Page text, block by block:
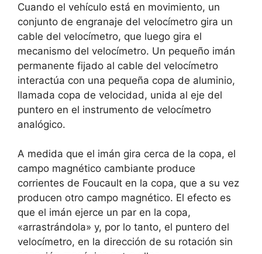
Cuando el vehículo está en movimiento, un
conjunto de engranaje del velocímetro gira un
cable del velocímetro, que luego gira el
mecanismo del velocímetro. Un pequeño imán
permanente fijado al cable del velocímetro
interactúa con una pequeña copa de aluminio,
llamada copa de velocidad, unida al eje del
puntero en el instrumento de velocímetro
analógico.
A medida que el imán gira cerca de la copa, el
campo magnético cambiante produce
corrientes de Foucault en la copa, que a su vez
producen otro campo magnético. El efecto es
que el imán ejerce un par en la copa,
«arrastrándola» y, por lo tanto, el puntero del
velocímetro, en la dirección de su rotación sin